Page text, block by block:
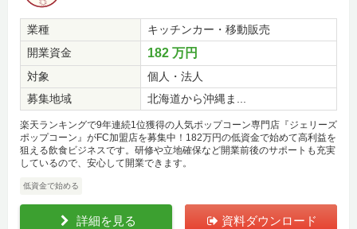
業種
キッチンカー・移動販売
開業資金
182 万円
対象
個人・法人
募集地域
北海道から沖縄ま...
楽天ランキングで9年連続1位獲得の人気ポップコーン専門店『ジェリーズ
ポップコーン』がFC加盟店を募集中！182万円の低資金で始めて高利益を
狙える飲食ビジネスです。研修や立地確保など開業前後のサポートも充実
しているので、安心して開業できます。
低資金で始める
詳細を見る 資料ダウンロード